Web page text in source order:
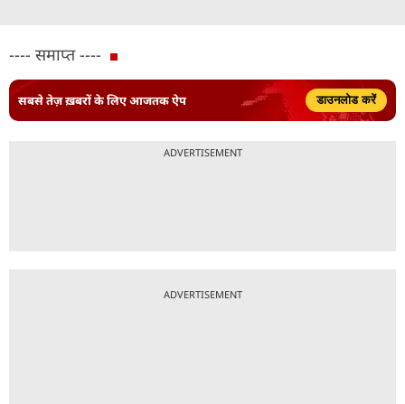
---- समाप्त ----
सबसे तेज़ ख़बरों के लिए आजतक ऐप डाउनलोड करें
ADVERTISEMENT
ADVERTISEMENT